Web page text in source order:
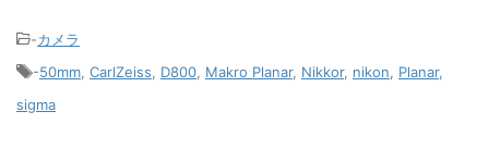
-カメラ
-50mm CarlZeiss D800 Makro Planar, Nikkor, nikon Planar,
sigma